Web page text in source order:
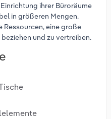
ihrer Büroräume
in größeren Mengen.
eine große
und zu vertreiben.